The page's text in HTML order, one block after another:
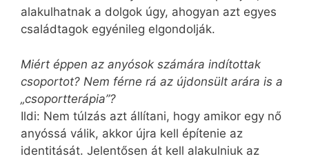
alakulhatnak a dolgok úgy, ahogyan azt egyes
családtagok egyénileg elgondolják.
Miért éppen az anyósok számára indítottak
csoportot? Nem férne rá az újdonsült arára is a
„csoportterápia”?
Ildi: Nem túlzás azt állítani, hogy amikor egy nő
anyóssá válik, akkor újra kell építenie az
identitását. Jelentősen át kell alakulniuk az